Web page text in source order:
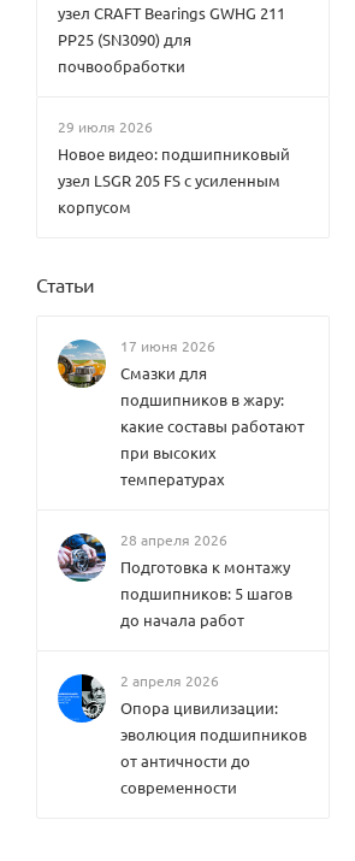
узел CRAFT Bearings GWHG 211
PP25 (SN3090) для
почвообработки
29 июля 2026
Новое видео: подшипниковый
узел LSGR 205 FS с усиленным
корпусом
Статьи
17 июня 2026
Смазки для
подшипников в жару:
какие составы работают
при высоких
температурах
28 апреля 2026
Подготовка к монтажу
подшипников: 5 шагов
до начала работ
2 апреля 2026
Опора цивилизации:
эволюция подшипников
от античности до
современности